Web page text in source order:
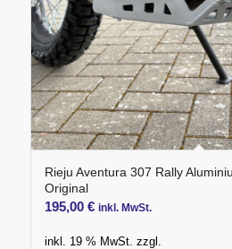
Rieju Aventura 307 Rally
Original
195,00 € inkl. MwSt.
inkl. 19 % MwSt. zzgl.